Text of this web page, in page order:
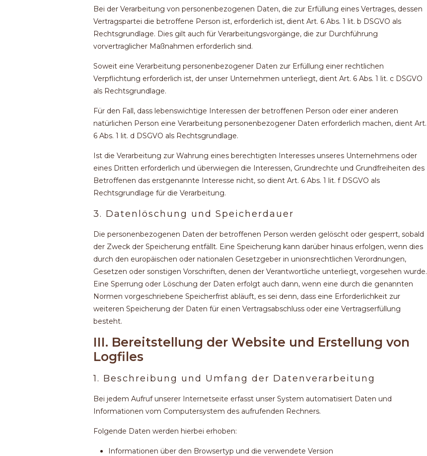
Bei der Verarbeitung von personenbezogenen Daten, die zur Erfüllung eines Vertrages, dessen
Vertragspartei die betroffene Person ist, erforderlich ist, dient Art. 6 Abs. 1 lit. b DSGVO als
Rechtsgrundlage. Dies gilt auch für Verarbeitungsvorgänge, die zur Durchführung
vorvertraglicher Maßnahmen erforderlich sind.
Soweit eine Verarbeitung personenbezogener Daten zur Erfüllung einer rechtlichen
Verpflichtung erforderlich ist, der unser Unternehmen unterliegt, dient Art. 6 Abs. 1 lit. c DSGVO
als Rechtsgrundlage.
Für den Fall, dass lebenswichtige Interessen der betroffenen Person oder einer anderen
natürlichen Person eine Verarbeitung personenbezogener Daten erforderlich machen, dient Art.
6 Abs. 1 lit. d DSGVO als Rechtsgrundlage.
Ist die Verarbeitung zur Wahrung eines berechtigten Interesses unseres Unternehmens oder
eines Dritten erforderlich und überwiegen die Interessen, Grundrechte und Grundfreiheiten des
Betroffenen das erstgenannte Interesse nicht, so dient Art. 6 Abs. 1 lit. f DSGVO als
Rechtsgrundlage für die Verarbeitung.
3. Datenlöschung und Speicherdauer
Die personenbezogenen Daten der betroffenen Person werden gelöscht oder gesperrt, sobald
der Zweck der Speicherung entfällt. Eine Speicherung kann darüber hinaus erfolgen, wenn dies
durch den europäischen oder nationalen Gesetzgeber in unionsrechtlichen Verordnungen,
Gesetzen oder sonstigen Vorschriften, denen der Verantwortliche unterliegt, vorgesehen wurde.
Eine Sperrung oder Löschung der Daten erfolgt auch dann, wenn eine durch die genannten
Normen vorgeschriebene Speicherfrist abläuft, es sei denn, dass eine Erforderlichkeit zur
weiteren Speicherung der Daten für einen Vertragsabschluss oder eine Vertragserfüllung
besteht.
III. Bereitstellung der Website und Erstellung von
Logfiles
1. Beschreibung und Umfang der Datenverarbeitung
Bei jedem Aufruf unserer Internetseite erfasst unser System automatisiert Daten und
Informationen vom Computersystem des aufrufenden Rechners.
Folgende Daten werden hierbei erhoben:
Informationen über den Browsertyp und die verwendete Version